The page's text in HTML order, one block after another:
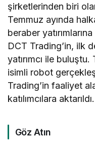
şirketlerinden biri
Temmuz ayında
beraber
DCT Trading’in, ilk
yatırımcı ile buluştu.
isimli robot
Trading’in faaliyet
katılımcılara aktarıldı.
Göz Atın